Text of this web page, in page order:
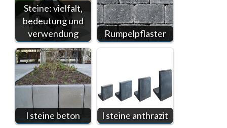
Steine: vielfalt,
bedeutung und
verwendung
Rumpelpflaster
l steine beton l steine anthrazit